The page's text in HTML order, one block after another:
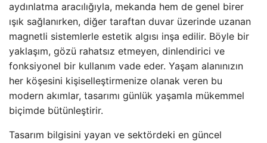
aydınlatma aracılığıyla, mekanda hem de genel birer
ışık sağlanırken, diğer taraftan duvar üzerinde uzanan
magnetli sistemlerle estetik algısı inşa edilir. Böyle bir
yaklaşım, gözü rahatsız etmeyen, dinlendirici ve
fonksiyonel bir kullanım vade eder. Yaşam alanınızın
her köşesini kişiselleştirmenize olanak veren bu
modern akımlar, tasarımı günlük yaşamla mükemmel
biçimde bütünleştirir.
Tasarım bilgisini yayan ve sektördeki en güncel